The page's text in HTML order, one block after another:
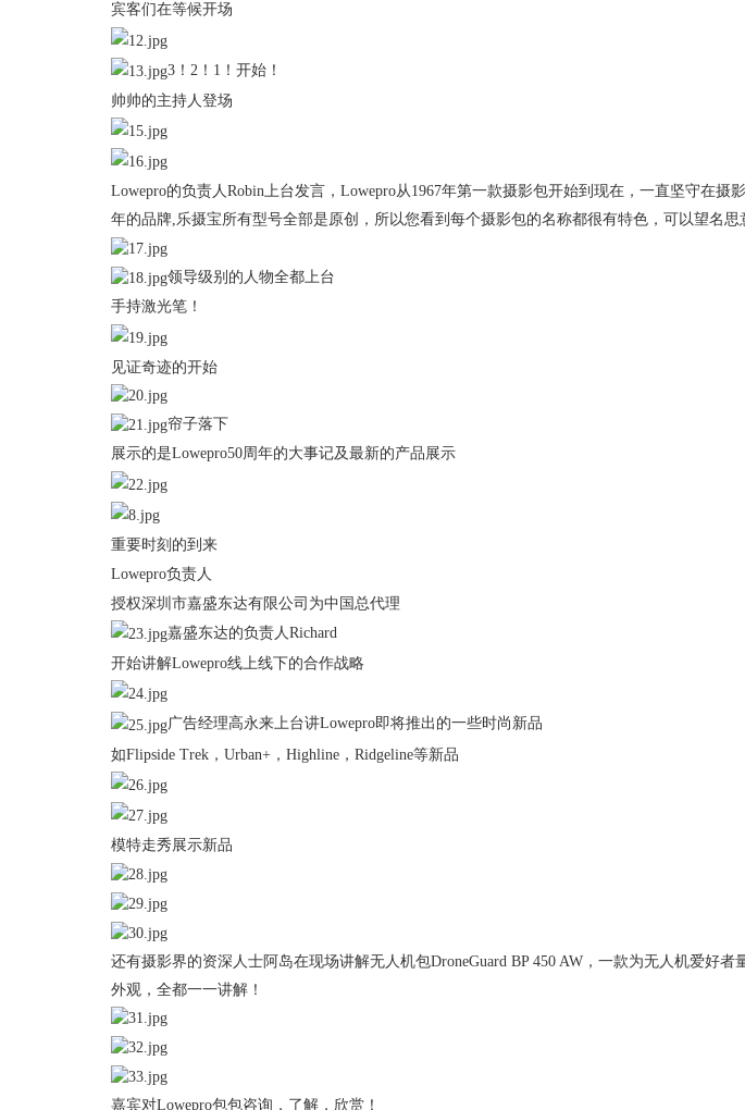
宾客们在等候开场
3！2！1！开始！
帅帅的主持人登场
Lowepro的负责人Robin上台发言，Lowepro从1967年第一款摄影包开始到现在，一直坚守在
年的品牌,乐摄宝所有型号全部是原创，所以您看到每个摄影包的名称都很有特色，可以望名
领导级别的人物全都上台
手持激光笔！
见证奇迹的开始
帘子落下
展示的是Lowepro50周年的大事记及最新的产品展示
重要时刻的到来
Lowepro负责人
授权深圳市嘉盛东达有限公司为中国总代理
嘉盛东达的负责人 Richard
开始讲解Lowepro线上线下的合作战略
广告经理高永来上台讲Lowepro即将推出的一些时尚新品
如Flipside Trek，Urban+，Highline，Ridgeline等新品
模特走秀展示新品
还有摄影界的资深人士阿岛在现场讲解无人机包DroneGuard BP 450 AW，一款为无人机爱好
外观，全都一一讲解！
嘉宾对Lowepro包包咨询，了解，欣赏！